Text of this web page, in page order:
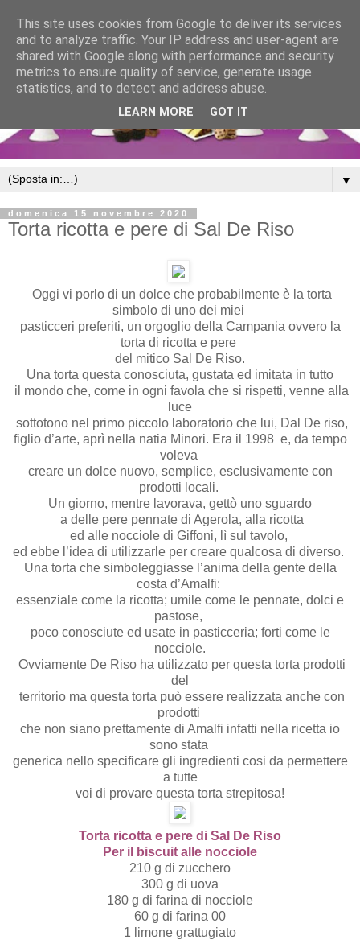
▼
domenica 15 novembre 2020
Torta ricotta e pere di Sal De Riso
Oggi vi porlo di un dolce che probabilmente è la torta
simbolo di uno dei miei
pasticceri preferiti, un orgoglio della Campania ovvero la
torta di ricotta e pere
del mitico Sal De Riso.
Una torta questa conosciuta, gustata ed imitata in tutto
il mondo che, come in ogni favola che si rispetti, venne alla
luce
sottotono nel primo piccolo laboratorio che lui, Dal De riso,
figlio d’arte, aprì nella natia Minori. Era il 1998 e, da tempo
voleva
creare un dolce nuovo, semplice, esclusivamente con
prodotti locali.
Un giorno, mentre lavorava, gettò uno sguardo
a delle pere pennate di Agerola, alla ricotta
ed alle nocciole di Giffoni, lì sul tavolo,
ed ebbe l’idea di utilizzarle per creare qualcosa di diverso.
Una torta che simboleggiasse l’anima della gente della
costa d’Amalfi:
essenziale come la ricotta; umile come le pennate, dolci e
pastose,
poco conosciute ed usate in pasticceria; forti come le
nocciole.
Ovviamente De Riso ha utilizzato per questa torta prodotti
del
territorio ma questa torta può essere realizzata anche con
prodotti
che non siano prettamente di Amalfi infatti nella ricetta io
sono stata
generica nello specificare gli ingredienti cosi da permettere
a tutte
voi di provare questa torta strepitosa!
Torta ricotta e pere di Sal De Riso
Per il biscuit alle nocciole
210 g di zucchero
300 g di uova
180 g di farina di nocciole
60 g di farina 00
1 limone grattugiato
This site uses cookies from Google to deliver its services
and to analyze traffic. Your IP address and user-agent are
shared with Google along with performance and security
metrics to ensure quality of service, generate usage
statistics, and to detect and address abuse.
LEARN MORE GOT IT